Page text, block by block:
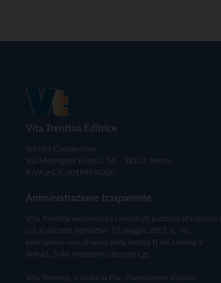
Vita Trentina Editrice
Società Cooperativa
Via Monsignor Endrici, 14 – 38122 Trento
P.IVA e C.F. 00199960220
Amministrazione trasparente
Vita Trentina percepisce i contributi pubblici all'editoria
cui al decreto legislativo 15 maggio 2017, n. 70.
Indicazione resa ai sensi della lettera f) del comma 2
dell'art. 5 del medesimo decreto Lgs.
Vita Trentina, tramite la Fisc (Federazione Italiana